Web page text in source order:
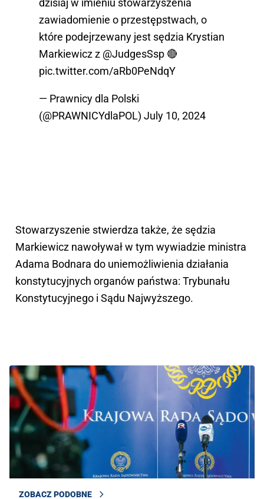
dzisiaj w imieniu stowarzyszenia
zawiadomienie o przestępstwach, o
które podejrzewany jest sędzia Krystian
Markiewicz z @JudgesSsp 🔴
pic.twitter.com/aRb0PeNdqY
— Prawnicy dla Polski
(@PRAWNICYdlaPOL) July 10, 2024
Stowarzyszenie stwierdza także, że sędzia
Markiewicz nawoływał w tym wywiadzie ministra
Adama Bodnara do uniemożliwienia działania
konstytucyjnych organów państwa: Trybunału
Konstytucyjnego i Sądu Najwyższego.
ZOBACZ PODOBNE